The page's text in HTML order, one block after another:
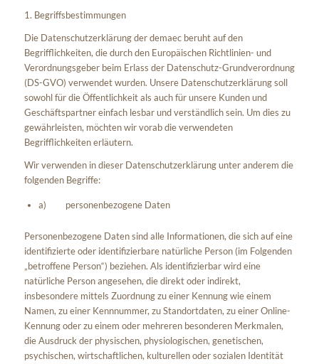
1. Begriffsbestimmungen
Die Datenschutzerklärung der demaec beruht auf den
Begrifflichkeiten, die durch den Europäischen Richtlinien- und
Verordnungsgeber beim Erlass der Datenschutz-Grundverordnung
(DS-GVO) verwendet wurden. Unsere Datenschutzerklärung soll
sowohl für die Öffentlichkeit als auch für unsere Kunden und
Geschäftspartner einfach lesbar und verständlich sein. Um dies zu
gewährleisten, möchten wir vorab die verwendeten
Begrifflichkeiten erläutern.
Wir verwenden in dieser Datenschutzerklärung unter anderem die
folgenden Begriffe:
a) personenbezogene Daten
Personenbezogene Daten sind alle Informationen, die sich auf eine
identifizierte oder identifizierbare natürliche Person (im Folgenden
„betroffene Person“) beziehen. Als identifizierbar wird eine
natürliche Person angesehen, die direkt oder indirekt,
insbesondere mittels Zuordnung zu einer Kennung wie einem
Namen, zu einer Kennnummer, zu Standortdaten, zu einer Online-
Kennung oder zu einem oder mehreren besonderen Merkmalen,
die Ausdruck der physischen, physiologischen, genetischen,
psychischen, wirtschaftlichen, kulturellen oder sozialen Identität